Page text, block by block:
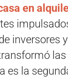
en
inversores
es la